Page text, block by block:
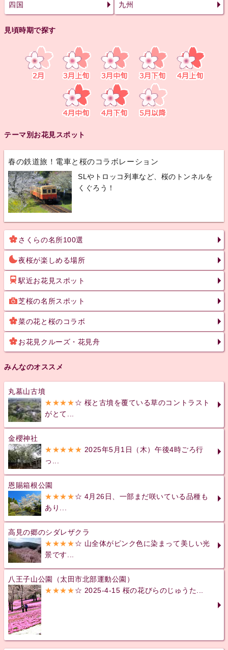
四国 九州
見頃時期で探す
テーマ別お花見スポット
春の鉄道旅！電車と桜のコラボレーション
SLやトロッコ列車など、桜のトンネルを
くぐろう！
さくらの名所100選
夜桜が楽しめる場所
駅近お花見スポット
芝桜の名所スポット
菜の花と桜のコラボ
お花見クルーズ・花見舟
みんなのオススメ
丸墓山古墳
★★★★☆ 桜と古墳を覆ている草のコントラスト
がとて...
金櫻神社
★★★★★ 2025年5月1日（木）午後4時ごろ行
っ...
恩賜箱根公園
★★★★☆ 4月26日、一部まだ咲いている品種も
あり...
高見の郷のシダレザクラ
★★★★☆ 山全体がピンク色に染まって美しい光
景です...
八王子山公園（太田市北部運動公園）
★★★★☆ 2025-4-15 桜の花びらのじゅうた...